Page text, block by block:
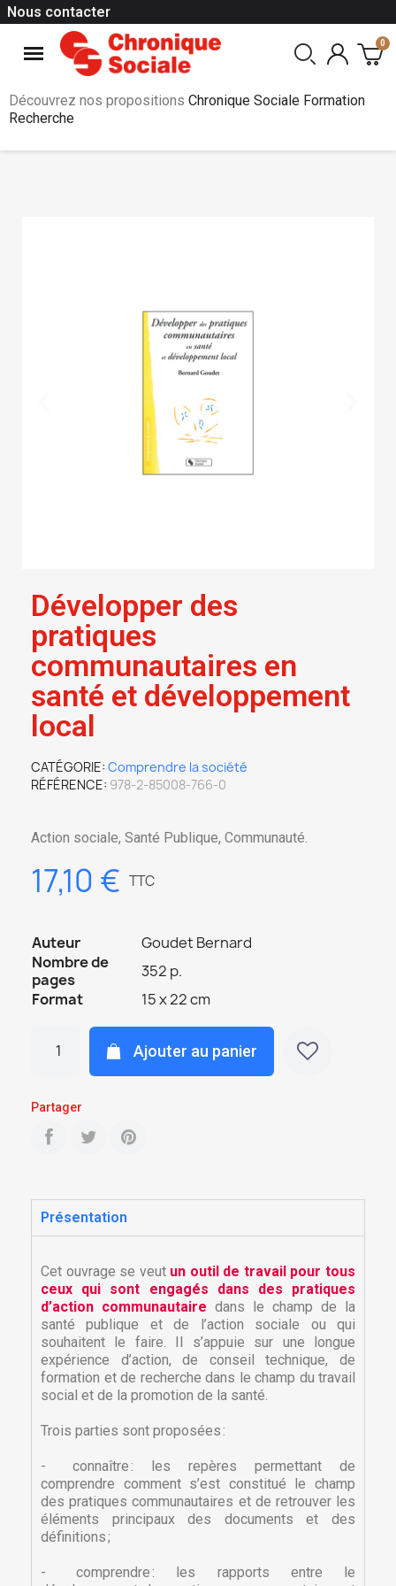
Nous contacter
Découvrez nos propositions Chronique Sociale Formation
Recherche
Développer des
pratiques
communautaires en
santé et développement
local
CATÉGORIE Comprendre la société
RÉFÉRENCE 978-2-85008-766-0
Action sociale, Santé Publique, Communauté.
17,10 € TTC
Auteur
Goudet Bernard
Nombre de
pages
352 p.
Format
15 x 22 cm
Ajouter au panier
Partager
Présentation
Cet ouvrage se veut un outil de travail pour tous
ceux qui sont engagés dans des pratiques
d’action communautaire dans le champ de la
santé publique et de l’action sociale ou qui
souhaitent le faire. Il s’appuie sur une longue
expérience d’action, de conseil technique, de
formation et de recherche dans le champ du travail
social et de la promotion de la santé.
Trois parties sont proposées :
- connaître : les repères permettant de
comprendre comment s’est constitué le champ
des pratiques communautaires et de retrouver les
éléments principaux des documents et des
définitions ;
- comprendre : les rapports entre le